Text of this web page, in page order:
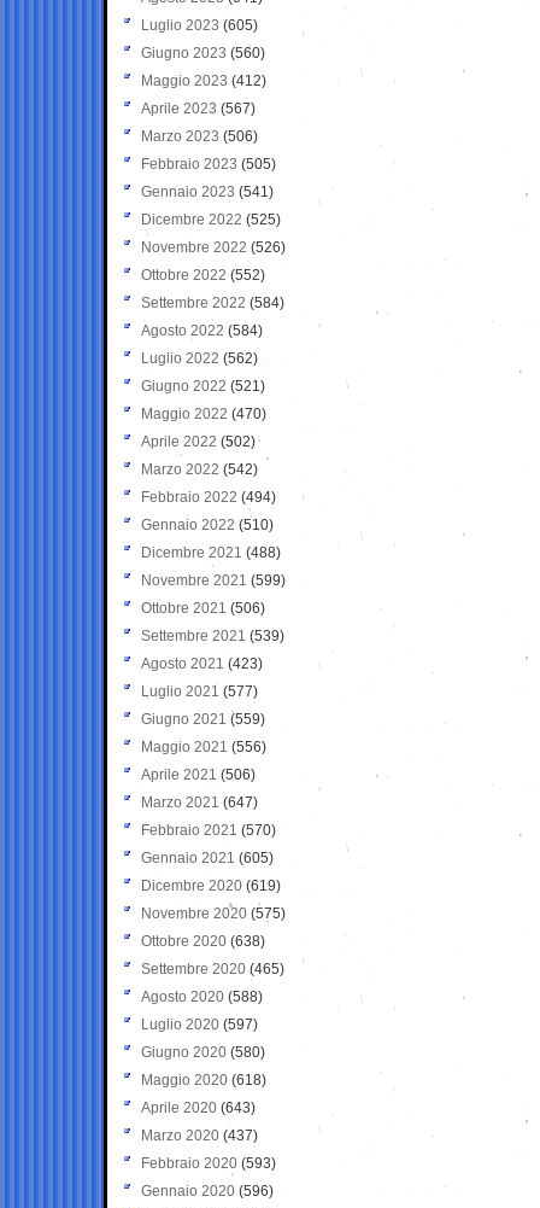
Luglio 2023 (605)
Giugno 2023 (560)
Maggio 2023 (412)
Aprile 2023 (567)
Marzo 2023 (506)
Febbraio 2023 (505)
Gennaio 2023 (541)
Dicembre 2022 (525)
Novembre 2022 (526)
Ottobre 2022 (552)
Settembre 2022 (584)
Agosto 2022 (584)
Luglio 2022 (562)
Giugno 2022 (521)
Maggio 2022 (470)
Aprile 2022 (502)
Marzo 2022 (542)
Febbraio 2022 (494)
Gennaio 2022 (510)
Dicembre 2021 (488)
Novembre 2021 (599)
Ottobre 2021 (506)
Settembre 2021 (539)
Agosto 2021 (423)
Luglio 2021 (577)
Giugno 2021(559)
Maggio 2021 (556)
Aprile 2021 (506)
Marzo 2021 (647)
Febbraio 2021 (570)
Gennaio 2021 (605)
Dicembre 2020 (619)
Novembre 2020 (575)
Ottobre 2020 (638)
Settembre 2020(465)
Agosto 2020 (588)
Luglio 2020 (597)
Giugno 2020 (580)
Maggio 2020 (618)
Aprile 2020 (643)
Marzo 2020 (437)
Febbraio 2020 (593)
Gennaio 2020 (596)